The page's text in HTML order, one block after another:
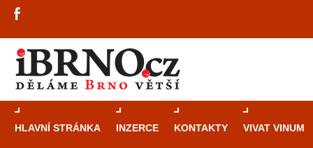
HLAVNÍ STRÁNKA INZERCE KONTAKTY VIVAT VINUM